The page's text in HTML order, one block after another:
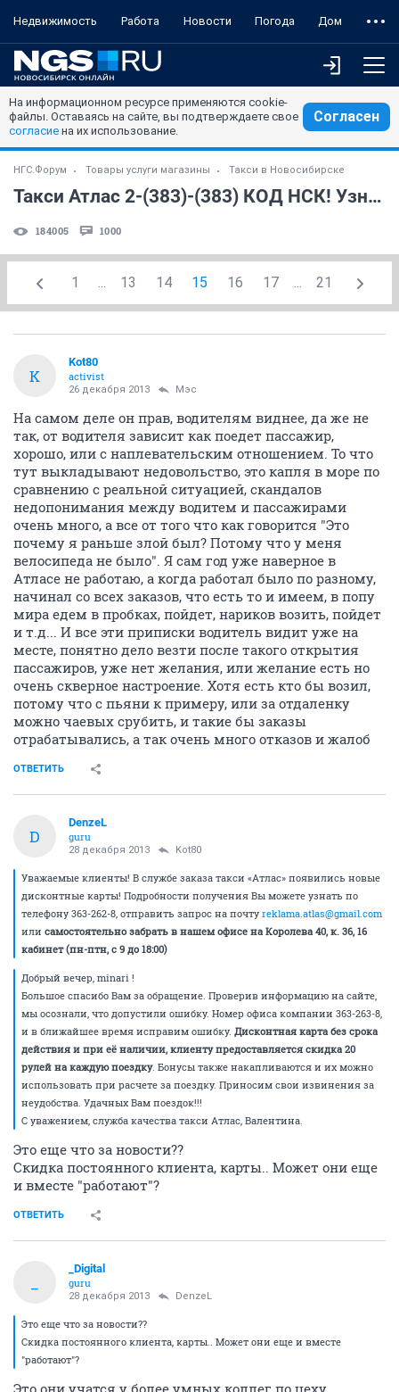
Недвижимость Работа Новости Погода Дом
На информационном ресурсе применяются cookie-
файлы. Оставаясь на сайте, вы подтверждаете свое
согласие на их использование.
Согласен
НГС.Форум Товары услуги магазины Такси в Новосибирске
Такси Атлас 2-(383)-(383) КОД НСК! Узнайте стоимость ЗАРАНЕЕ!(часть 5)
184005 1000
1 ... 13 14 15 16 17 ... 21
K
Kot80
activist
26 декабря 2013 Мэс
На самом деле он прав, водителям виднее, да же не
так, от водителя зависит как поедет пассажир,
хорошо, или с наплевательским отношением. То что
тут выкладывают недовольство, это капля в море по
сравнению с реальной ситуацией, скандалов
недопонимания между водитем и пассажирами
очень много, а все от того что как говорится "Это
почему я раньше злой был? Потому что у меня
велосипеда не было". Я сам год уже наверное в
Атласе не работаю, а когда работал было по разному,
начинал со всех заказов, что есть то и имеем, в попу
мира едем в пробках, пойдет, нариков возить, пойдет
и т.д... И все эти приписки водитель видит уже на
месте, понятно дело везти после такого открытия
пассажиров, уже нет желания, или желание есть но
очень скверное настроение. Хотя есть кто бы возил,
потому что с пьяни к примеру, или за отдаленку
можно чаевых срубить, и такие бы заказы
отрабатывались, а так очень много отказов и жалоб
ОТВЕТИТЬ
D
DenzeL
guru
28 декабря 2013 Kot80
Уважаемые клиенты! В службе заказа такси «Атлас» появились новые
дисконтные карты! Подробности получения Вы можете узнать по
телефону 363-262-8, отправить запрос на почту reklama.atlas@gmail.com
или самостоятельно забрать в нашем офисе на Королева 40, к. 36, 16
кабинет (пн-птн, с 9 до 18:00)
Добрый вечер, minari !
Большое спасибо Вам за обращение. Проверив информацию на сайте,
мы осознали, что допустили ошибку. Номер офиса компании 363-263-8,
и в ближайшее время исправим ошибку. Дисконтная карта без срока
действия и при её наличии, клиенту предоставляется скидка 20
рулей на каждую поездку. Бонусы также накапливаются и их можно
использовать при расчете за поездку. Приносим свои извинения за
неудобства. Удачных Вам поездок!!!
С уважением, служба качества такси Атлас, Валентина.
Это еще что за новости??
Скидка постоянного клиента, карты.. Может они еще
и вместе "работают"?
ОТВЕТИТЬ
_Digital
guru
28 декабря 2013 DenzeL
Это еще что за новости??
Скидка постоянного клиента, карты.. Может они еще и вместе
"работают"?
Это они учатся у более умных коллег по цеху.